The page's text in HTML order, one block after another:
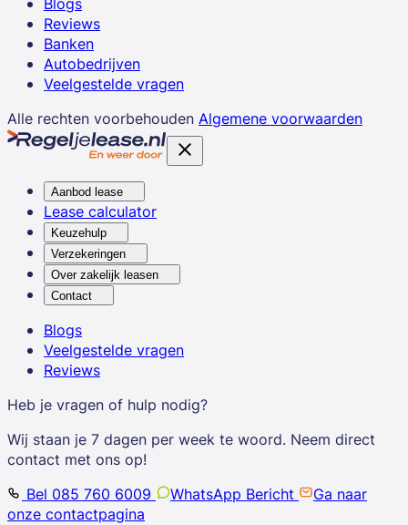
Reviews
Banken
Autobedrijven
Veelgestelde vragen
Alle rechten voorbehouden Algemene voorwaarden
Aanbod lease
Lease calculator
Keuzehulp
Verzekeringen
Over zakelijk leasen
Contact
Blogs
Veelgestelde vragen
Reviews
Heb je vragen of hulp nodig?
Wij staan je 7 dagen per week te woord. Neem direct
contact met ons op!
Bel 085 760 6009
WhatsApp Bericht
Ga naar
onze contactpagina